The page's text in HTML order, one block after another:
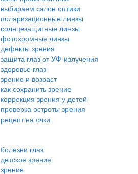
выбираем салон оптики
поляризационные линзы
солнцезащитные линзы
фотохромные линзы
дефекты зрения
защита глаз от УФ-излучения
здоровье глаз
зрение и возраст
как сохранить зрение
коррекция зрения у детей
проверка остроты зрения
рецепт на очки
болезни глаз
детское зрение
зрение